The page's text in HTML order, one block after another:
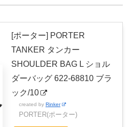
[ポーター] PORTER
TANKER タンカー
SHOULDER BAG L ショル
ダーバッグ 622-68810 ブラ
ック/10
created by Rinker
PORTER(ポーター)